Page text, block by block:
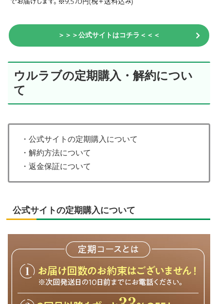
＞＞＞公式サイトはコチラ＜＜＜
ウルラブの定期購入・解約につい
て
・公式サイトの定期購入について
・解約方法について
・返金保証について
公式サイトの定期購入について